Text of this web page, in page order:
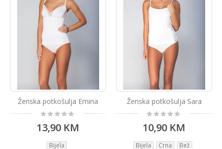
Ženska potkošulja Emina
Rating:
0%
13,90 KM
Bijela
Ženska potkošulja Sara
Rating:
0%
10,90 KM
Bijela Crna
Bež